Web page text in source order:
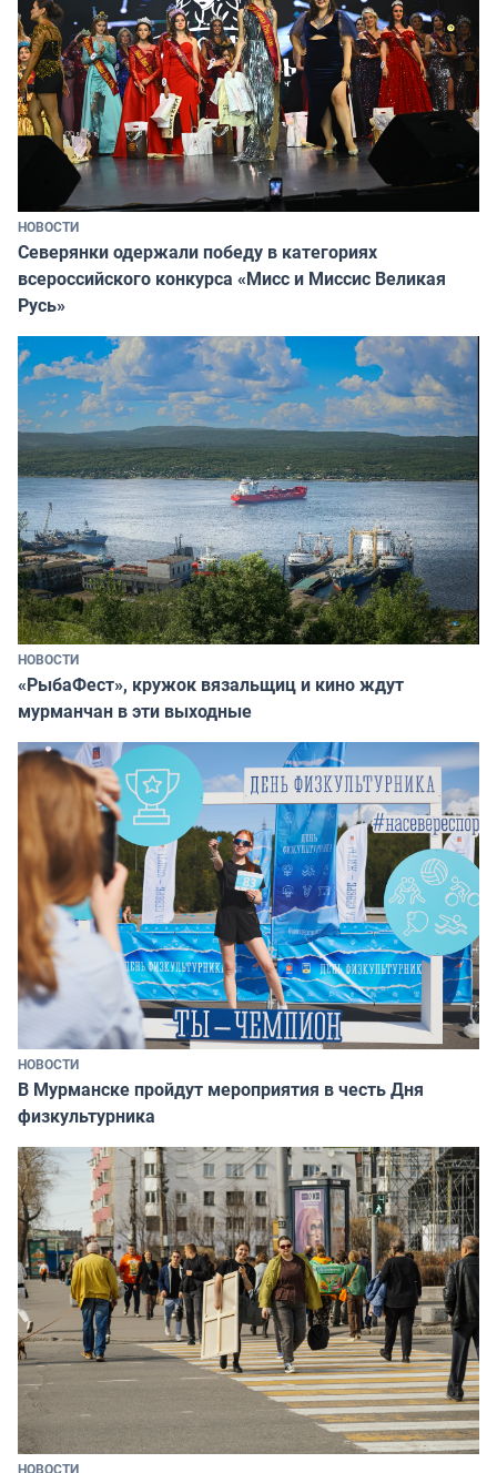
НОВОСТИ
Северянки одержали победу в категориях
всероссийского конкурса «Мисс и Миссис Великая
Русь»
НОВОСТИ
«РыбаФест», кружок вязальщиц и кино ждут
мурманчан в эти выходные
НОВОСТИ
В Мурманске пройдут мероприятия в честь Дня
физкультурника
НОВОСТИ